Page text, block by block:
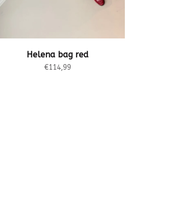
Helena bag red
€114,99